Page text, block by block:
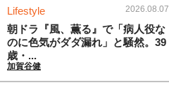
Lifestyle 2026.08.07
朝ドラ『風、薫る』で「病人役な
のに色気がダダ漏れ」と騒然。39
歳・...
加賀谷健